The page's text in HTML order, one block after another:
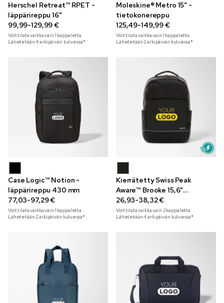
Herschel Retreat™ RPET -
läppärireppu 16"
99,99-129,99 €
Voit tilata vaikka vain 1 kappaletta
Lähetetään 4 arkipäivän kuluessa*
Moleskine® Metro 15" -
tietokonereppu
125,49-149,99 €
Voit tilata vaikka vain 1 kappaletta
Lähetetään 2 arkipäivän kuluessa*
Case Logic™ Notion -
läppärireppu 430 mm
77,03-97,29 €
Voit tilata vaikka vain 1 kappaletta
Lähetetään 2 arkipäivän kuluessa*
Kierrätetty Swiss Peak
Aware™ Brooke 15,6"
läppärireppu
26,93-38,32 €
Voit tilata vaikka vain 2kappaletta
Lähetetään 4 arkipäivän kuluessa*